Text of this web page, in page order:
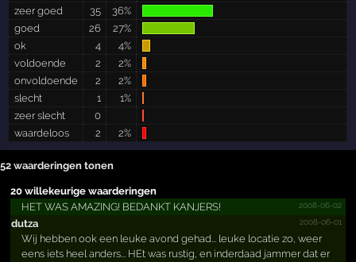
zeer goed
35
36%
goed
26
27%
ok
4
4%
voldoende
2
2%
onvoldoende
2
2%
slecht
1
1%
zeer slecht
0
waardeloos
2 2%
52 waarderingen tonen
20 willekeurige waarderingen
2008-06-02
HET WAS AMAZING! BEDANKT KANJERS!
dutza
2008-06-01
Wij hebben ook een leuke avond gehad... leuke locatie zo, weer
eens iets heel anders... HEt was rustig, en inderdaad jammer dat er